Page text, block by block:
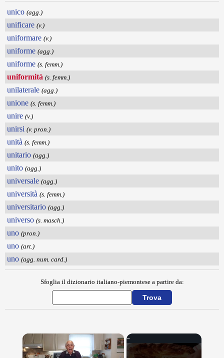
unico (agg.)
unificare (v.)
uniformare (v.)
uniforme (agg.)
uniforme (s. femm.)
uniformità (s. femm.)
unilaterale (agg.)
unione (s. femm.)
unire (v.)
unirsi (v. pron.)
unità (s. femm.)
unitario (agg.)
unito (agg.)
universale (agg.)
università (s. femm.)
universitario (agg.)
universo (s. masch.)
uno (pron.)
uno (art.)
uno (agg. num. card.)
Sfoglia il dizionario italiano-piemontese a partire da:
×